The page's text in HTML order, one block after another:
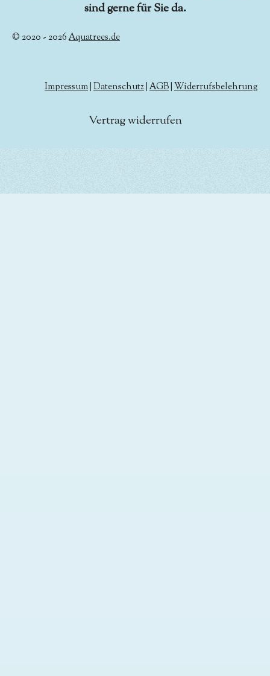
sind gerne für Sie da.
© 2020 - 2026Aquatrees.de
Impressum Datenschutz AGB Widerrufsbelehrung
Vertrag widerrufen